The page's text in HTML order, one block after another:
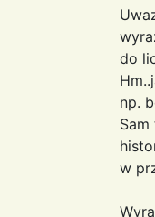
do
np.
w